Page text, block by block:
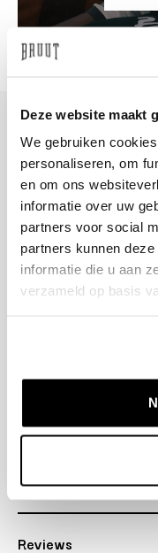
Deze website maakt
We gebruiken
personaliseren, om
en om ons
informatie over uw
partners voor social
partners kunnen
informatie die u aan
verzameld op basis
+31 23 205 2006
info@bruut.nl
Contact Formulier
Open 11:00 - 18:30
OPENINGSTIJDEN
Over ons
Reviews